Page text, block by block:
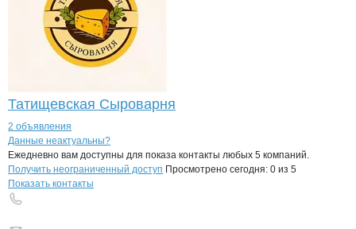
Татищевская Сыроварня
2 объявления
Контактыкомпании
+7(800)000-00-..
Данные неактуальны?
Ежедневно вам доступны для показа контакты любых 5 компаний.
Получить неограниченный доступ Просмотрено сегодня: 0 из 5
Показать контакты